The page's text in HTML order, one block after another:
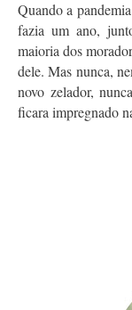
Quando a
fazia um ano,
maioria dos
dele. Mas nunca,
novo zelador,
ficara impregnado